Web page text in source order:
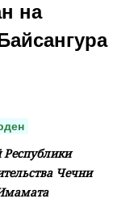
на
Чечни